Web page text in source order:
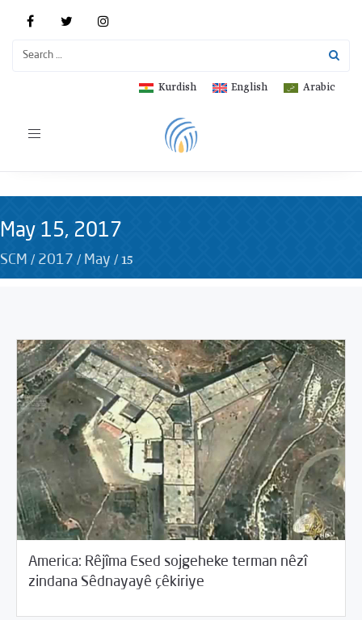
Arabic
English
Kurdish
Toggle
May 15, 2017
SCM / 2017 / May /15
America: Rêjîma Esed sojgeheke terman nêzî
zindana Sêdnayayê çêkiriye
15/2017 Rewangeha Binpêkirinan